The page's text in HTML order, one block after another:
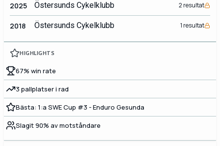
2025 Östersunds Cykelklubb 2 resultat
2018 Östersunds Cykelklubb 1 resultat
HIGHLIGHTS
67% win rate
3 pallplatser i rad
Bästa: 1:a SWE Cup #3 - Enduro Gesunda
Slagit 90% av motståndare